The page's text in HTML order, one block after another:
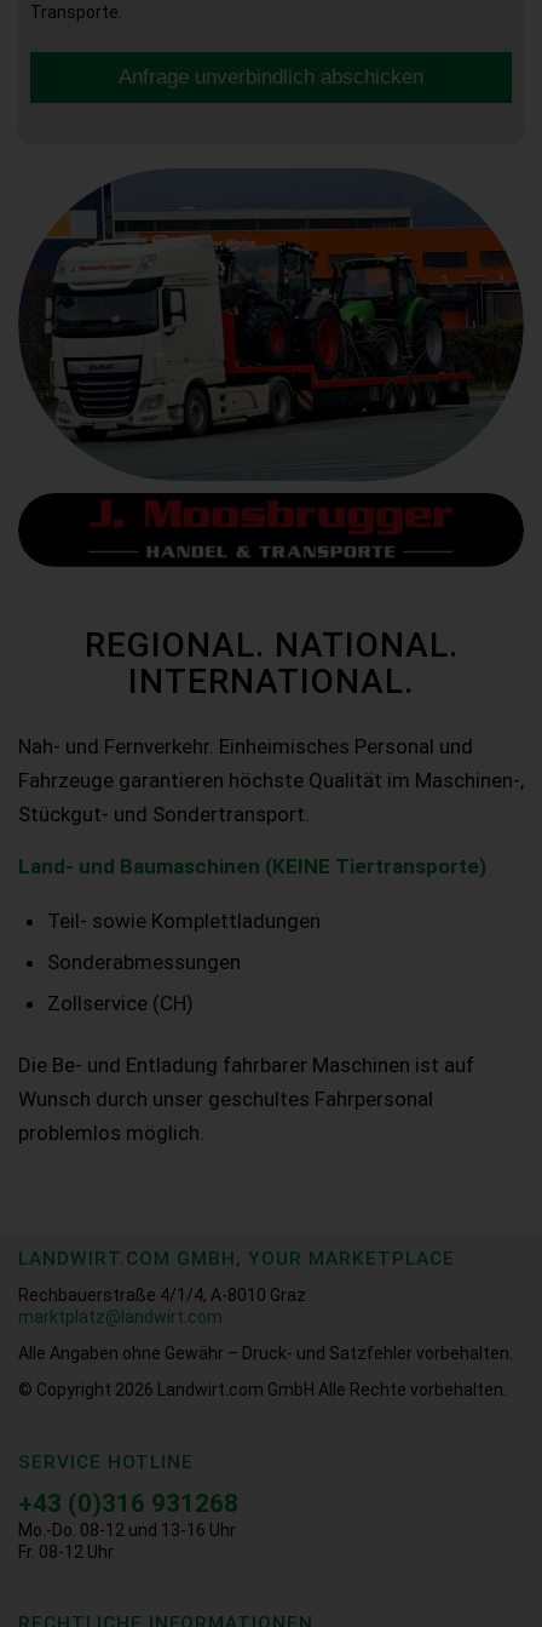
Transporte.
Anfrage unverbindlich abschicken
REGIONAL. NATIONAL.
INTERNATIONAL.
Nah- und Fernverkehr. Einheimisches Personal und
Fahrzeuge garantieren höchste Qualität im Maschinen-,
Stückgut- und Sondertransport.
Land- und Baumaschinen (KEINE Tiertransporte)
Teil- sowie Komplettladungen
Sonderabmessungen
Zollservice (CH)
Die Be- und Entladung fahrbarer Maschinen ist auf
Wunsch durch unser geschultes Fahrpersonal
problemlos möglich.
LANDWIRT.COM GMBH, YOUR MARKETPLACE
Rechbauerstraße 4/1/4, A-8010 Graz
marktplatz@landwirt.com
Alle Angaben ohne Gewähr – Druck- und Satzfehler vorbehalten.
© Copyright 2026
Landwirt.com GmbH Alle Rechte vorbehalten.
SERVICE HOTLINE
+43 (0)316 931268
Mo.-Do. 08-12 und 13-16 Uhr
Fr. 08-12 Uhr